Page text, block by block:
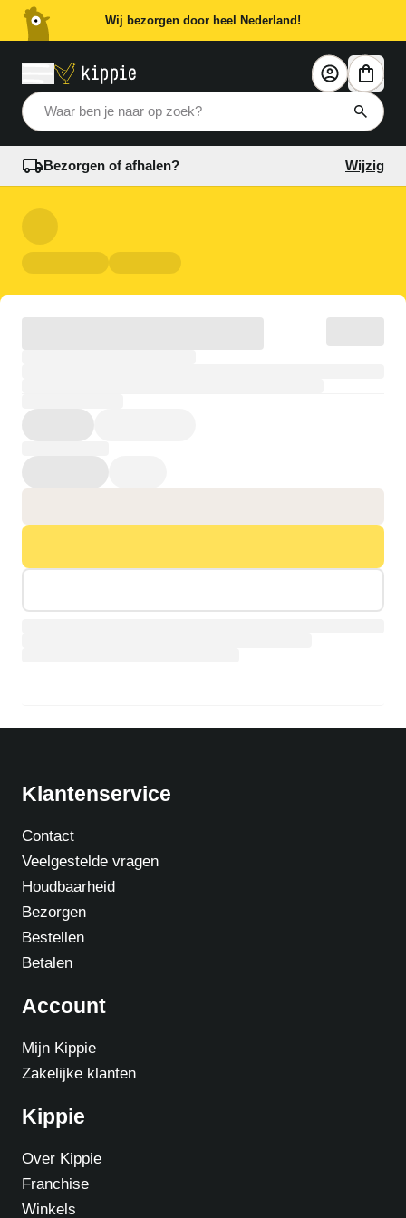
Wij bezorgen door heel Nederland!
Waar ben je naar op zoek?
Bezorgen of afhalen? Wijzig
Klantenservice
Contact
Veelgestelde vragen
Houdbaarheid
Bezorgen
Bestellen
Betalen
Account
Mijn Kippie
Zakelijke klanten
Kippie
Over Kippie
Franchise
Winkels